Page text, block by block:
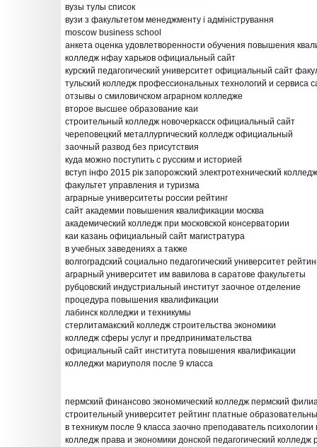
вузы тулы список
вузи з факультетом менеджменту і адміністрування
moscow business school
анкета оценка удовлетворенности обучения повышения
колледж нфау харьков официальный сайт
курский педагогический университет официальный сайт
тульский колледж профессиональных технологий и сервиса
отзывы о смиловичском аграрном колледже
второе высшее образование каи
строительный колледж новочеркасск официальный сайт
череповецкий металлургический колледж официальный
заочный развод без присутствия
куда можно поступить с русским и историей
вступ інфо 2015 рік запорожский электротехнический колледж
факультет управления и туризма
аграрные университеты россии рейтинг
сайт академии повышения квалификации москва
академический колледж при московской консерватории
каи казань официальный сайт магистратура
в учебных заведениях а также
волгоградский социально педагогический университет
аграрный университет им вавилова в саратове факультеты
рубцовский индустриальный институт заочное отделение
процедура повышения квалификации
лабинск колледжи и техникумы
стерлитамакский колледж строительства экономики
колледж сферы услуг и предпринимательства
официальный сайт института повышения квалификации
колледжи мариуполя после 9 класса
пермский финансово экономический колледж пермский
строительный университет рейтинг платные
в техникум после 9 класса заочно преподаватель
колледж права и экономики донской педагогический колледж